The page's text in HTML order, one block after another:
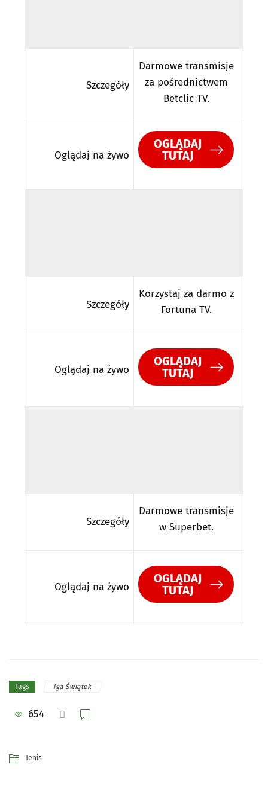
Szczegóły
Darmowe transmisje
za pośrednictwem
Betclic TV.
Oglądaj na żywo
OGLĄDAJ
TUTAJ
Szczegóły
Korzystaj za darmo z
Fortuna TV.
Oglądaj na żywo
OGLĄDAJ
TUTAJ
Szczegóły
Darmowe transmisje
w Superbet.
Oglądaj na żywo
OGLĄDAJ
TUTAJ
Tags Iga Świątek
654
Tenis